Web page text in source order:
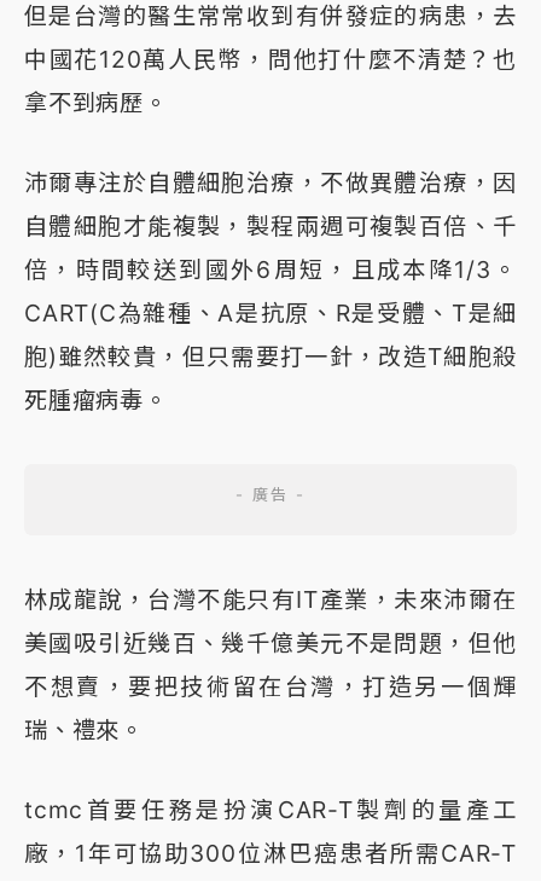
但是台灣的醫生常常收到有併發症的病患，去
中國花120萬人民幣，問他打什麼不清楚？也
拿不到病歷。
沛爾專注於自體細胞治療，不做異體治療，因
自體細胞才能複製，製程兩週可複製百倍、千
倍，時間較送到國外6周短，且成本降1/3。
CART(C為雜種、A是抗原、R是受體、T是細
胞)雖然較貴，但只需要打一針，改造T細胞殺
死腫瘤病毒。
林成龍說，台灣不能只有IT產業，未來沛爾在
美國吸引近幾百、幾千億美元不是問題，但他
不想賣，要把技術留在台灣，打造另一個輝
瑞、禮來。
tcmc首要任務是扮演CAR-T製劑的量產工
廠，1年可協助300位淋巴癌患者所需CAR-T